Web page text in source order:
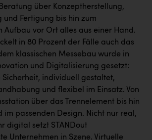
über Konzeptherstellung,
und Fertigung bis hin zum
Aufbau vor Ort alles aus einer Hand.
in 80 Prozent der Fälle auch das
klassischen Messebau wurde in
und Digitalisierung gesetzt:
Sicherheit, individuell gestaltet,
und flexibel im Einsatz. Von
über das Trennelement bis hin
im passenden Design. Nicht nur real,
digital setzt STANDout
Unternehmen in Szene. Virtuelle